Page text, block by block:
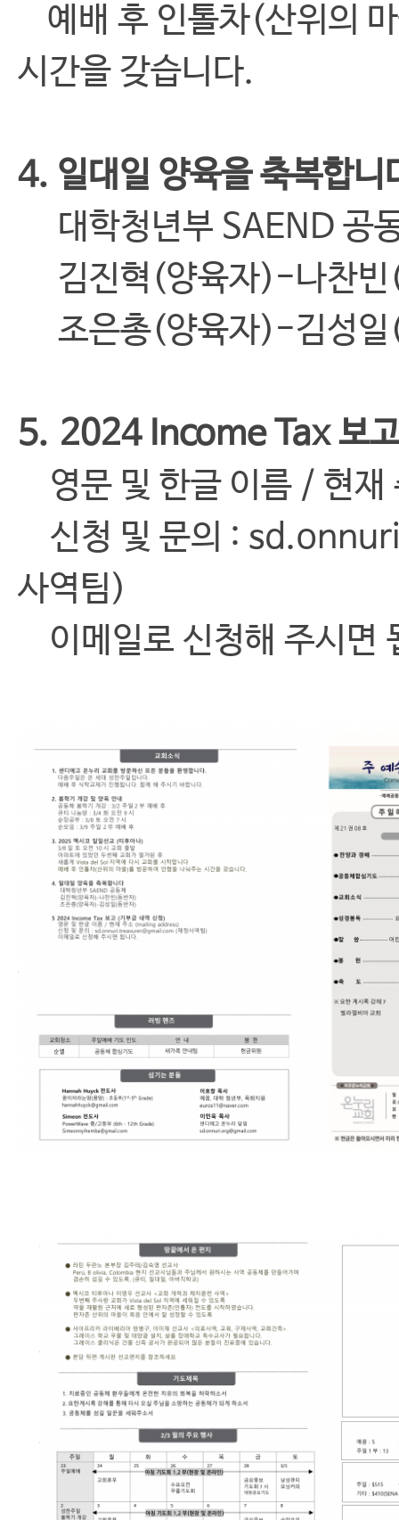
예배 후 인톨차(산위의
시간을 갖습니다.
4. 일대일 양육을 축복합니
대학청년부 SAEND 공
김진혁(양육자)-나찬빈
조은총(양육자)-김성일
5. 2024 Income Tax 보
영문 및 한글 이름 / 현
신청 및 문의 :
사역팀)
이메일로 신청해 주시면